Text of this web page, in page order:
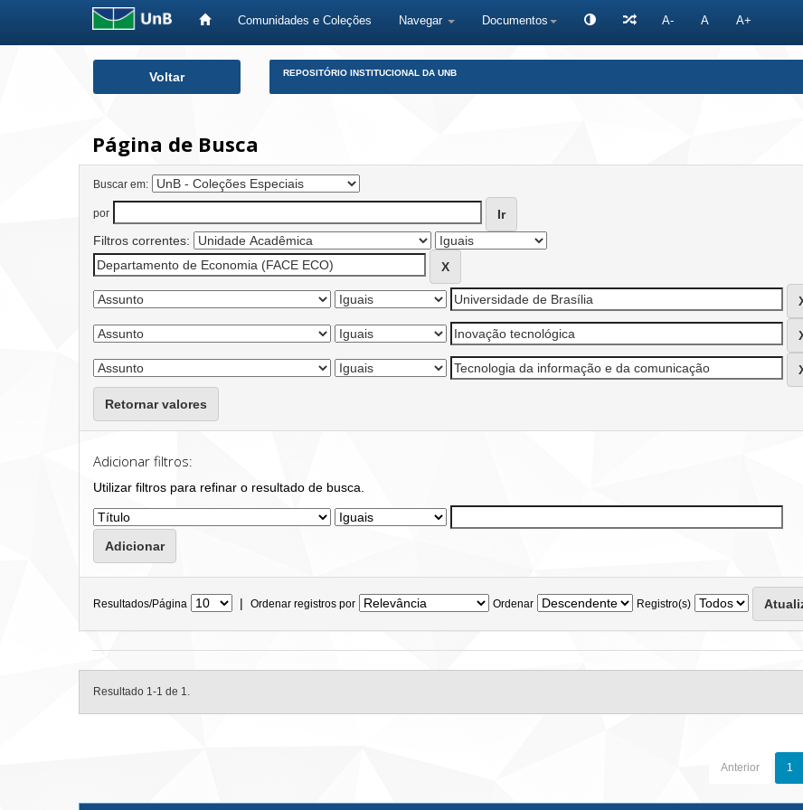
Comunidades e Coleções Navegar Documentos A- A A+
Voltar REPOSITÓRIO INSTITUCIONAL DA UNB
Página de Busca
Buscar em:
por
Filtros correntes:
Retornar valores
Adicionar filtros:
Utilizar filtros para refinar o resultado de busca.
Resultados/Página | Ordenar registros por Ordenar Registro(s)
Resultado 1-1 de 1.
Anterior 1